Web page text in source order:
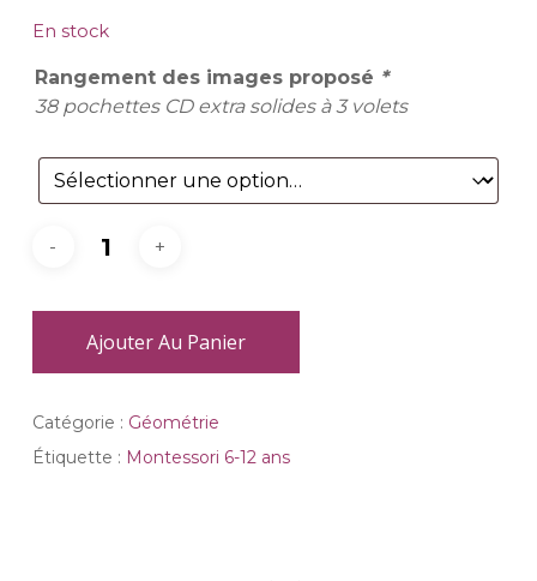
En stock
Rangement des images proposé *
38 pochettes CD extra solides à 3 volets
Ajouter Au Panier
Catégorie : Géométrie
Étiquette : Montessori 6-12 ans